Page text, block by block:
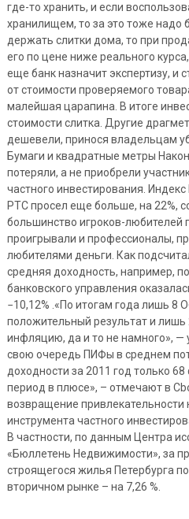
где-то хранить, и если
хранилищем, то за это тоже надо
держать слитки дома, то при
его по цене ниже реального
еще банк назначит экспертизу, и
от стоимости проверяемого
малейшая царапина. В итоге
стоимости слитка. Другие
дешевели, принося владельцам
Бумаги и квадратные метры
потеряли, а не приобрели
частного инвестирования.
РТС просел еще больше, на 22%,
большинство игроков-любителей
проигрывали и профессионалы,
любителями деньги. Как
средняя доходность, например,
банковского управления
−10,12% .«По итогам года лишь 8
положительный результат и
инфляцию, да и то не намного», —
свою очередь ПИФы в среднем
доходности за 2011 год только
период в плюсе», – отмечают в
возвращение
инструмента частного
В частности, по данным Центра
«Бюллетень Недвижимости», за
строящегося жилья Петербурга
вторичном рынке – на 7,26 %.